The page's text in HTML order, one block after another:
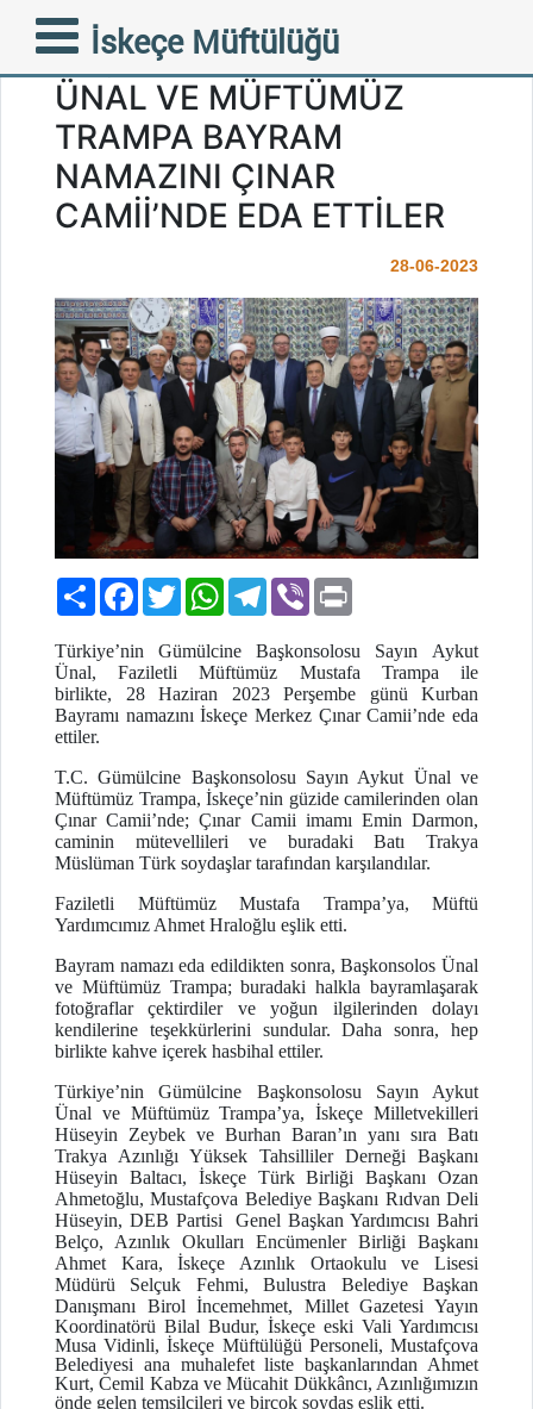
İskeçe Müftülüğü
T.C. GÜMÜLCİNE
BAŞKONSOLOSU AYKUT
ÜNAL VE MÜFTÜMÜZ
TRAMPA BAYRAM
NAMAZINI ÇINAR
CAMİİ’NDE EDA ETTİLER
28-06-2023
PaylaşFacebook
TwitterWhatsAppTelegram
Viber
Türkiye’nin Gümülcine Başkonsolosu Sayın Aykut
Ünal, Faziletli Müftümüz Mustafa Trampa ile
birlikte, 28 Haziran 2023 Perşembe günü Kurban
Bayramı namazını İskeçe Merkez Çınar Camii’nde eda
ettiler.
T.C. Gümülcine Başkonsolosu Sayın Aykut Ünal ve
Müftümüz Trampa, İskeçe’nin güzide camilerinden olan
Çınar Camii’nde; Çınar Camii imamı Emin Darmon,
caminin mütevellileri ve buradaki Batı Trakya
Müslüman Türk soydaşlar tarafından karşılandılar.
Faziletli Müftümüz Mustafa Trampa’ya, Müftü
Yardımcımız Ahmet Hraloğlu eşlik etti.
Bayram namazı eda edildikten sonra, Başkonsolos Ünal
ve Müftümüz Trampa; buradaki halkla bayramlaşarak
fotoğraflar çektirdiler ve yoğun ilgilerinden dolayı
kendilerine teşekkürlerini sundular. Daha sonra, hep
birlikte kahve içerek hasbihal ettiler.
Türkiye’nin Gümülcine Başkonsolosu Sayın Aykut
Ünal ve Müftümüz Trampa’ya, İskeçe Milletvekilleri
Hüseyin Zeybek ve Burhan Baran’ın yanı sıra Batı
Trakya Azınlığı Yüksek Tahsilliler Derneği Başkanı
Hüseyin Baltacı, İskeçe Türk Birliği Başkanı Ozan
Ahmetoğlu, Mustafçova Belediye Başkanı Rıdvan Deli
Hüseyin, DEB Partisi Genel Başkan Yardımcısı Bahri
Belço, Azınlık Okulları Encümenler Birliği Başkanı
Ahmet Kara, İskeçe Azınlık Ortaokulu ve Lisesi
Müdürü Selçuk Fehmi, Bulustra Belediye Başkan
Danışmanı Birol İncemehmet,
Millet Gazetesi Yayın
Koordinatörü Bilal Budur, İskeçe eski Vali Yardımcısı
Musa Vidinli, İskeçe Müftülüğü Personeli, Mustafçova
Belediyesi ana muhalefet liste başkanlarından Ahmet
Kurt, Cemil Kabza ve Mücahit Dükkâncı, Azınlığımızın
önde gelen temsilcileri ve birçok soydaş eşlik etti.